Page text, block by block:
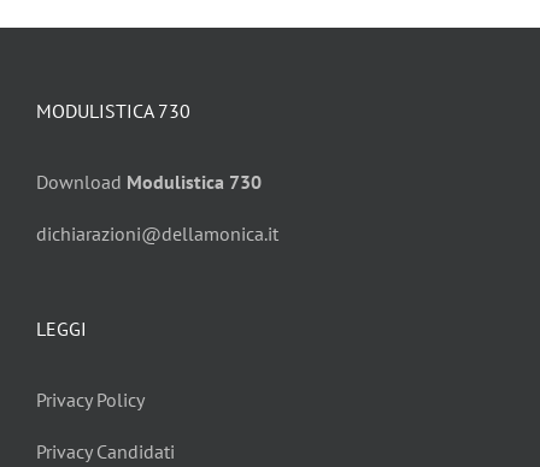
MODULISTICA 730
Download Modulistica 730
dichiarazioni@dellamonica.it
LEGGI
Privacy Policy
Privacy Candidati